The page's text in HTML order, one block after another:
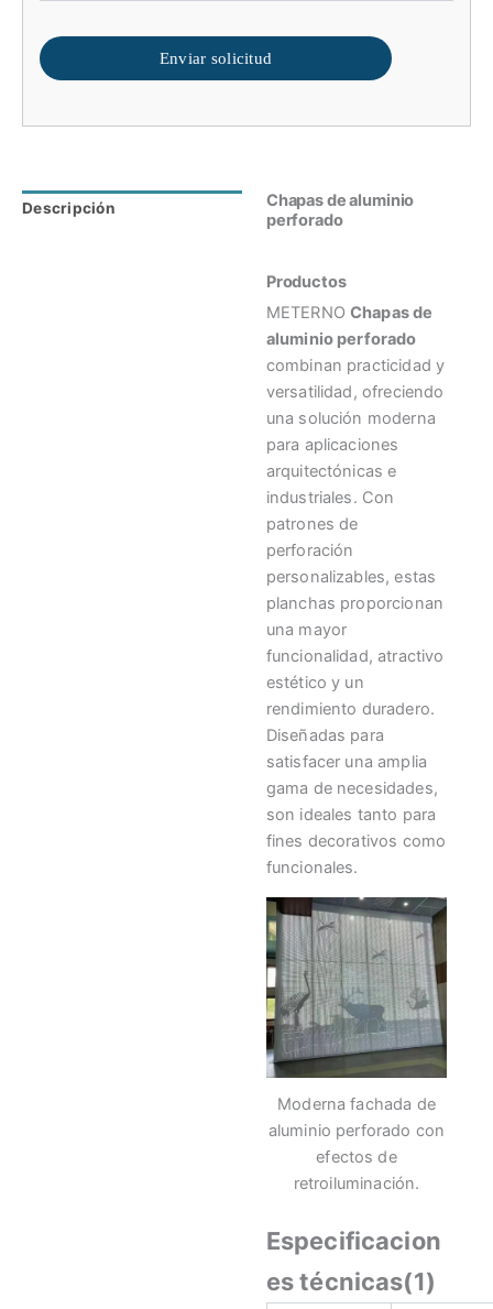
Enviar solicitud
Descripción Valoraciones (0)
Chapas de aluminio
perforado
Productos
METERNOChapas de
aluminio perforado
combinan practicidad y
versatilidad, ofreciendo
una solución moderna
para aplicaciones
arquitectónicas e
industriales. Con
patrones de
perforación
personalizables, estas
planchas proporcionan
una mayor
funcionalidad, atractivo
estético y un
rendimiento duradero.
Diseñadas para
satisfacer una amplia
gama de necesidades,
son ideales tanto para
fines decorativos como
funcionales.
Moderna fachada de
aluminio perforado con
efectos de
retroiluminación.
Especificacion
es técnicas(1)